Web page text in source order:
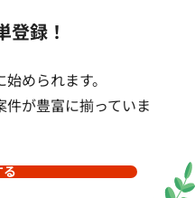
登録！
められます。
が豊富に揃っていま
る